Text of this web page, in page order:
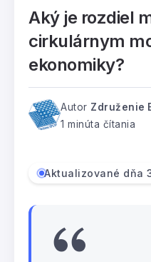
Aký je rozdiel
cirkulárnym
ekonomiky?
Autor Združenie
1 minúta čítania
Aktualizované dňa